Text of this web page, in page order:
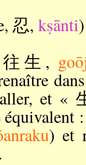
忍, kṣānti
生,
et «
) et